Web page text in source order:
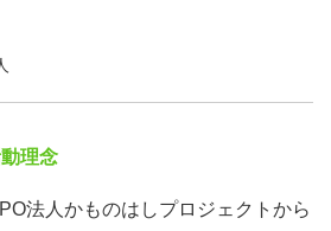
理念
法人かものはしプロジェクトから